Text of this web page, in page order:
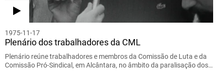
1975-11-17
Plenário dos trabalhadores da CML
Plenário reúne trabalhadores e membros da Comissão de Luta e da
Comissão Pró-Sindical, em Alcântara, no âmbito da paralisação dos…